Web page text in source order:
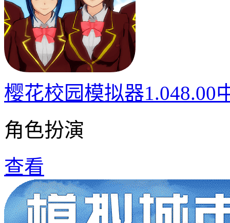
樱花校园模拟器1.048.00
角色扮演
查看